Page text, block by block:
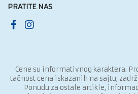
PRATITE NAS
Cene su informativnog karaktera.
tačnost cena iskazanih na sajtu,
Ponudu za ostale artikle,